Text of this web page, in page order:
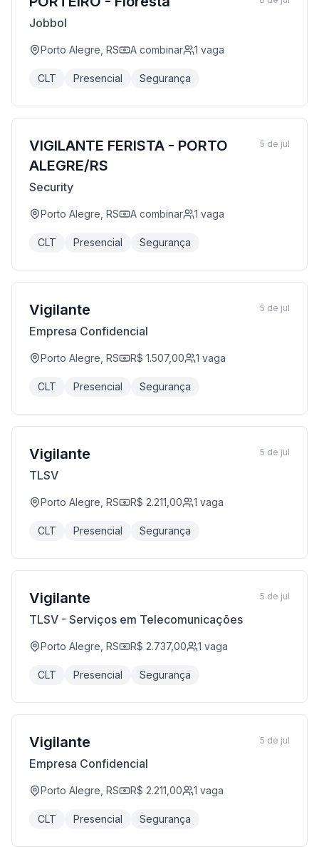
Jobbol
Porto Alegre, RS A combinar 1 vaga
CLT Presencial Segurança
VIGILANTE FERISTA - PORTO
ALEGRE/RS
Security
Porto Alegre, RS A combinar 1 vaga
CLT Presencial Segurança
5 de jul
Vigilante
Empresa Confidencial
Porto Alegre, RS R$ 1.507,00 1 vaga
CLT Presencial Segurança
5 de jul
Vigilante
TLSV
Porto Alegre, RS R$ 2.211,00 1 vaga
CLT Presencial Segurança
5 de jul
Vigilante
TLSV - Serviços em Telecomunicações
Porto Alegre, RS R$ 2.737,00 1 vaga
CLT Presencial Segurança
5 de jul
Vigilante
Empresa Confidencial
Porto Alegre, RS R$ 2.211,00 1 vaga
CLT Presencial Segurança
5 de jul